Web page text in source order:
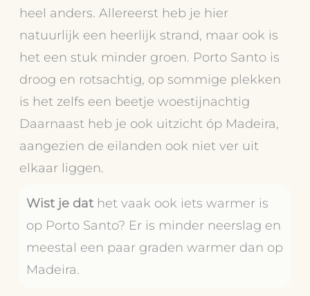
heel anders. Allereerst heb je hier
natuurlijk een heerlijk strand, maar ook is
het een stuk minder groen. Porto Santo is
droog en rotsachtig, op sommige plekken
is het zelfs een beetje woestijnachtig
Daarnaast heb je ook uitzicht óp Madeira,
aangezien de eilanden ook niet ver uit
elkaar liggen.
Wist je dat het vaak ook iets warmer is
op Porto Santo? Er is minder neerslag en
meestal een paar graden warmer dan op
Madeira.